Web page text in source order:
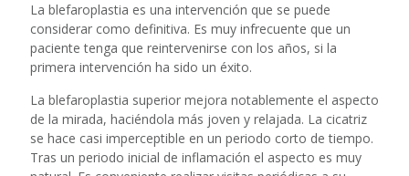
La blefaroplastia es una intervención que se puede
considerar como definitiva. Es muy infrecuente que un
paciente tenga que reintervenirse con los años, si la
primera intervención ha sido un éxito.
La blefaroplastia superior mejora notablemente el aspecto
de la mirada, haciéndola más joven y relajada. La cicatriz
se hace casi imperceptible en un periodo corto de tiempo.
Tras un periodo inicial de inflamación el aspecto es muy